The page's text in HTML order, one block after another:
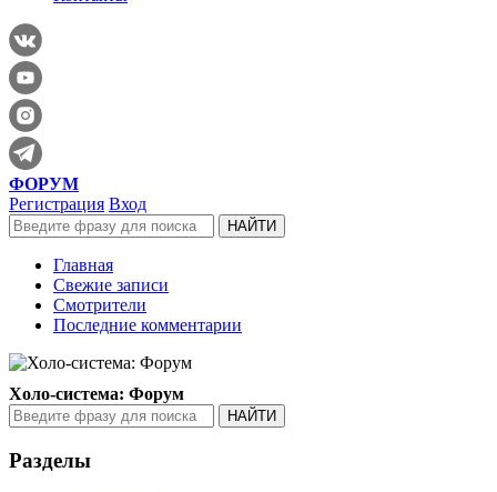
ФОРУМ
Регистрация Вход
Главная
Свежие записи
Смотрители
Последние комментарии
Холо-система: Форум
Разделы